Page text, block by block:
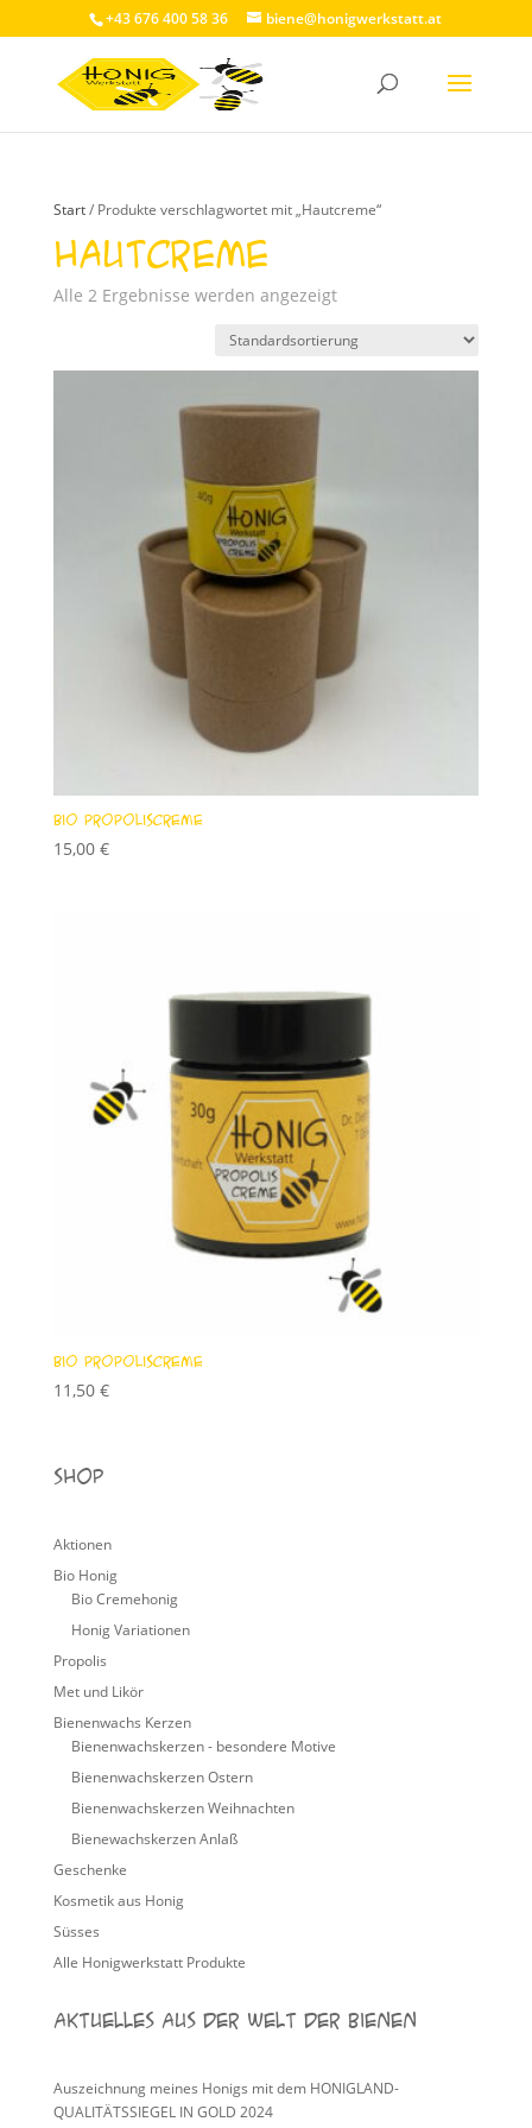
+43 676 400 58 36 biene@honigwerkstatt.at
Start/ Produkte verschlagwortet mit „Hautcreme“
Hautcreme
Alle 2 Ergebnisse werden angezeigt
Bio Propoliscreme
15,00 €
Bio Propoliscreme
11,50 €
Shop
Aktionen
Bio Honig
Bio Cremehonig
Honig Variationen
Propolis
Met und Likör
Bienenwachs Kerzen
Bienenwachskerzen - besondere Motive
Bienenwachskerzen Ostern
Bienenwachskerzen Weihnachten
Bienewachskerzen Anlaß
Geschenke
Kosmetik aus Honig
Süsses
Alle Honigwerkstatt Produkte
Aktuelles aus der Welt der Bienen
Auszeichnung meines Honigs mit dem HONIGLAND-
QUALITÄTSSIEGEL IN GOLD 2024